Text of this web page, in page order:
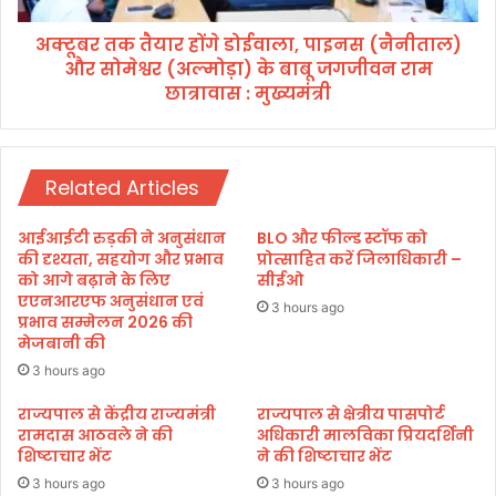
प
च
का
का
क्र
म
घो
षि
त
,
5
जु
ला
ई
र
वा
पा
इ
न
स
(
नै
नी
ता
)
औ
र
सो
अक्टूबर तक तैयार होंगे डोईवाला, पाइनस (नैनीताल)
और सोमेश्वर (अल्मोड़ा) के बाबू जगजीवन राम
छात्रावास : मुख्यमंत्री
Related Articles
आईआईटी रुड़की ने अनुसंधान
की दृश्यता, सहयोग और प्रभाव
को आगे बढ़ाने के लिए
एएनआरएफ अनुसंधान एवं
प्रभाव सम्मेलन 2026 की
मेजबानी की
3 hours ago
BLO और फील्ड स्टॉफ को
प्रोत्साहित करें जिलाधिकारी –
सीईओ
3 hours ago
राज्यपाल से केंद्रीय राज्यमंत्री
रामदास आठवले ने की
शिष्टाचार भेंट
3 hours ago
राज्यपाल से क्षेत्रीय पासपोर्ट
अधिकारी मालविका प्रियदर्शिनी
ने की शिष्टाचार भेंट
3 hours ago